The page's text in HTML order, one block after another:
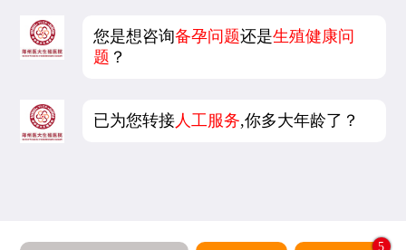
您是想咨询备孕问题还是生殖健康问
题 ？
已为您转接 人工服务,你多大年龄了？
5